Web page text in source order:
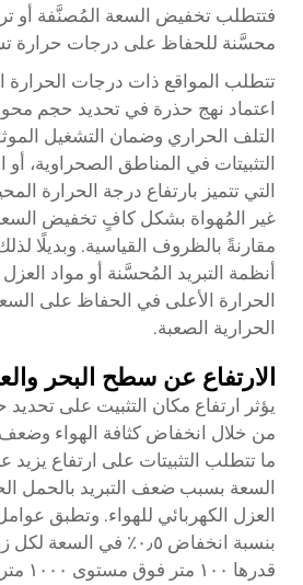
فتتطلب تخفيض السعة المُصنَّفة أو
محسَّنة للحفاظ على درجات حرارة
تتطلب المواقع ذات درجات الحرارة
اعتماد نهج حذرة في تحديد حجم
التلف الحراري وضمان التشغيل
التثبيتات في المناطق الصحراوية،
التي تتميز بارتفاع درجة الحرارة
مقارنةً بالظروف القياسية. وبديلًا
أنظمة التبريد المُحسَّنة أو مواد
الحرارة الأعلى في الحفاظ على
الحرارية الصعبة.
الارتفاع عن سطح البحر
يؤثر ارتفاع مكان التثبيت على
من خلال انخفاض كثافة الهواء وضعف
السعة بسبب ضعف التبريد بالحمل
العزل الكهربائي للهواء. وتطبق
بنسبة انخفاض ٠٫٥٪ في
قدرها ١٠٠ متر فوق مستوى ١٠٠٠ متر.